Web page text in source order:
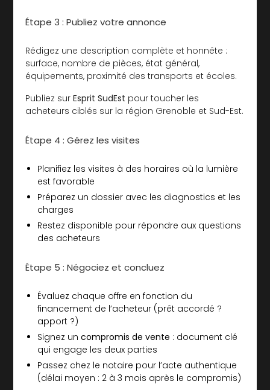
Étape 3 : Publiez votre annonce
Rédigez une description complète et honnête :
surface, nombre de pièces, état général,
équipements, proximité des transports et écoles.
Publiez surEsprit SudEst pour toucher les
acheteurs ciblés sur la région Grenoble et Sud-Est.
Étape 4 : Gérez les visites
Planifiez les visites à des horaires où la lumière
est favorable
Préparez un dossier avec les diagnostics et les
charges
Restez disponible pour répondre aux questions
des acheteurs
Étape 5 : Négociez et concluez
Évaluez chaque offre en fonction du
financement de l’acheteur (prêt accordé ?
apport ?)
Signez uncompromis de vente : document clé
qui engage les deux parties
Passez chez le notaire pour l’acte authentique
(délai moyen : 2 à 3 mois après le compromis)